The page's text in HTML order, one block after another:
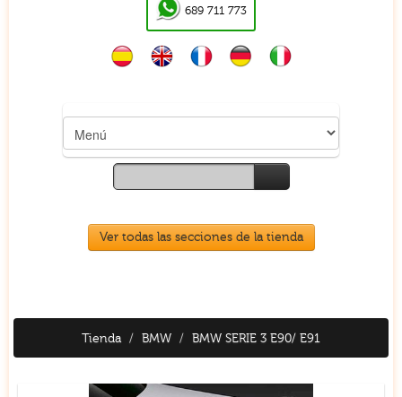
689 711 773
Ver todas las secciones de la tienda
Tienda BMW BMW SERIE 3 E90/ E91